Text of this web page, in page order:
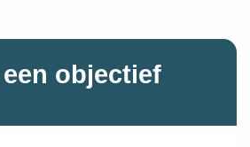
objectief